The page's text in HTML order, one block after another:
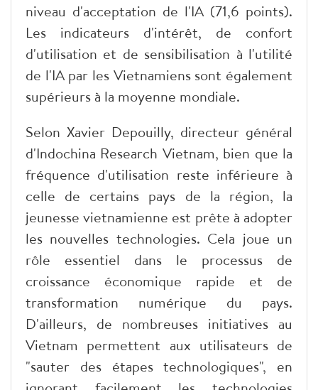
niveau d'acceptation de l'IA (71,6 points).
Les indicateurs d'intérêt, de confort
d'utilisation et de sensibilisation à l'utilité
de l'IA par les Vietnamiens sont également
supérieurs à la moyenne mondiale.
Selon Xavier Depouilly, directeur général
d'Indochina Research Vietnam, bien que la
fréquence d'utilisation reste inférieure à
celle de certains pays de la région, la
jeunesse vietnamienne est prête à adopter
les nouvelles technologies. Cela joue un
rôle essentiel dans le processus de
croissance économique rapide et de
transformation numérique du pays.
D'ailleurs, de nombreuses initiatives au
Vietnam permettent aux utilisateurs de
"sauter des étapes technologiques", en